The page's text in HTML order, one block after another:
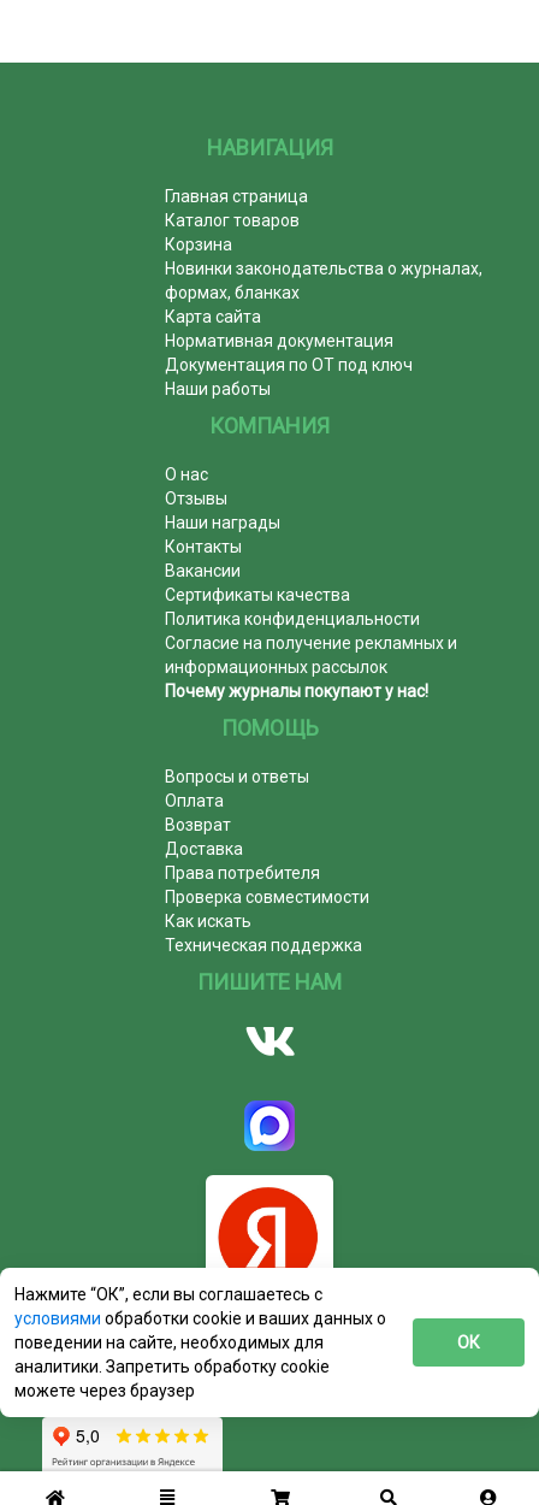
НАВИГАЦИЯ
Главная страница
Каталог товаров
Корзина
Новинки законодательства о журналах,
формах, бланках
Карта сайта
Нормативная документация
Документация по ОТ под ключ
Наши работы
КОМПАНИЯ
О нас
Отзывы
Наши награды
Контакты
Вакансии
Сертификаты качества
Политика конфиденциальности
Согласие на получение рекламных и
информационных рассылок
Почему журналы покупают у нас!
ПОМОЩЬ
Вопросы и ответы
Оплата
Возврат
Доставка
Права потребителя
Проверка совместимости
Как искать
Техническая поддержка
ПИШИТЕ НАМ
Нажмите “ОК”, если вы соглашаетесь с
условиями обработки cookie и ваших данных о
поведении на сайте, необходимых для
аналитики. Запретить обработку cookie
можете через браузер
ОК